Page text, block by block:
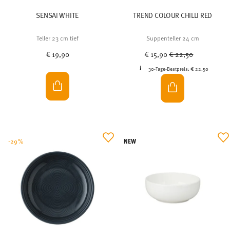
SENSAI WHITE
Teller 23 cm tief
€ 19,90
TREND COLOUR CHILLI RED
Suppenteller 24 cm
€ 15,90Price reduced from
€ 22,50
30-Tage-Bestpreis: € 22,50
-29% NEW